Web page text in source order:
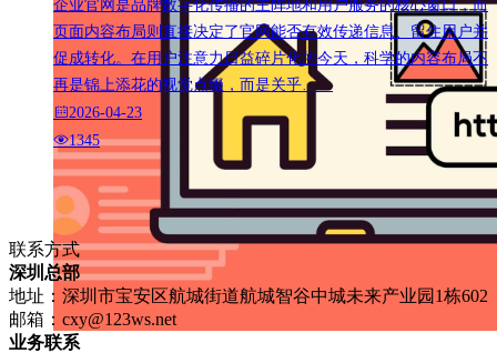
企业官网是品牌数字化传播的主阵地和用户服务的核心窗口，而
页面内容布局则直接决定了官网能否有效传递信息、留住用户并
促成转化。在用户注意力日益碎片化的今天，科学的内容布局不
再是锦上添花的视觉点缀，而是关乎……
2026-04-23
1345
联系方式
深圳总部
地址：深圳市宝安区航城街道航城智谷中城未来产业园1栋602
邮箱： cxy@123ws.net
业务联系